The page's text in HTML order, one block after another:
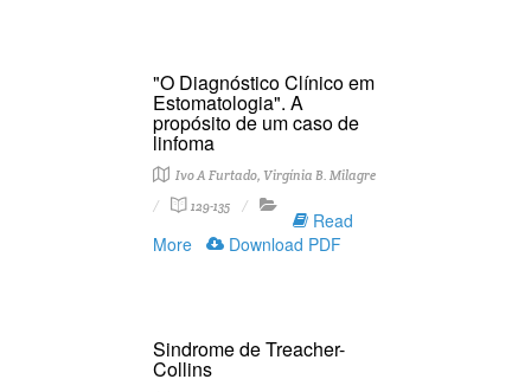
"O Diagnóstico Clínico em
Estomatologia". A
propósito de um caso de
linfoma
Ivo A Furtado, Virgínia B. Milagre
129-135
Read
More
Download PDF
Sindrome de Treacher-
Collins